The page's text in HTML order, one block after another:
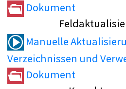
Dokument
Manuelle
Verzeichnissen und
Dokument